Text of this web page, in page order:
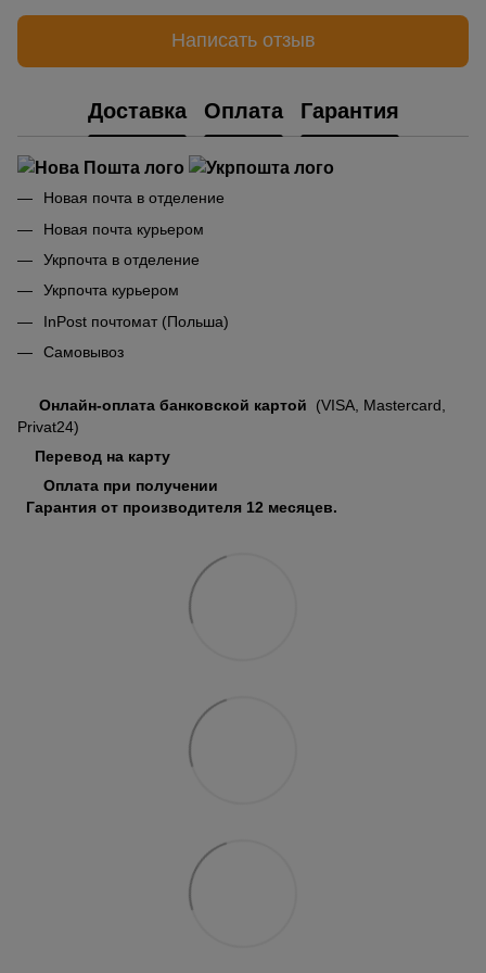
Написать отзыв
Доставка Оплата Гарантия
Новая почта в отделение
Новая почта курьером
Укрпочта в отделение
Укрпочта курьером
InPost почтомат (Польша)
Самовывоз
Онлайн-оплата банковской картой
(VISA, Mastercard,
Privat24)
Перевод на карту
Оплата при получении
Гарантия от производителя 12 месяцев.